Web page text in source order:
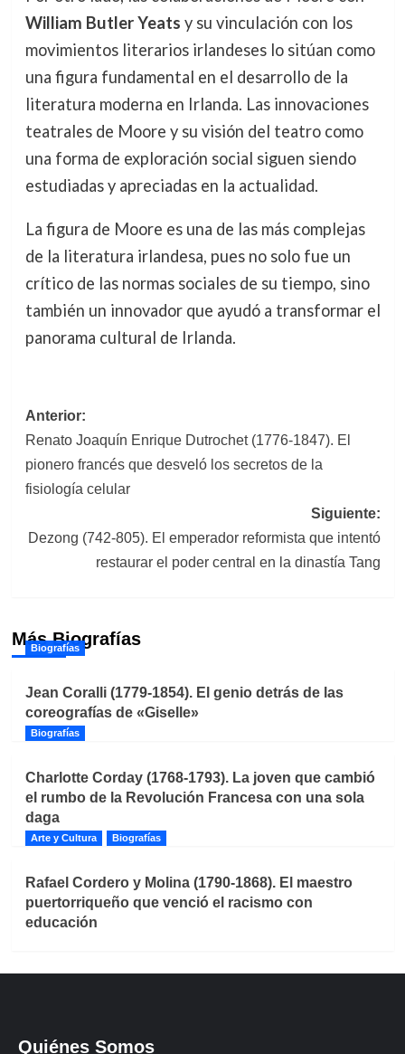
William Butler Yeats y su vinculación con los
movimientos literarios irlandeses lo sitúan como
una figura fundamental en el desarrollo de la
literatura moderna en Irlanda. Las innovaciones
teatrales de Moore y su visión del teatro como
una forma de exploración social siguen siendo
estudiadas y apreciadas en la actualidad.
La figura de Moore es una de las más complejas
de la literatura irlandesa, pues no solo fue un
crítico de las normas sociales de su tiempo, sino
también un innovador que ayudó a transformar el
panorama cultural de Irlanda.
Navegación
de
entradas
Anterior:
Renato Joaquín Enrique Dutrochet (1776-1847). El
pionero francés que desveló los secretos de la
fisiología celular
Siguiente:
Dezong (742-805). El emperador reformista que intentó
restaurar el poder central en la dinastía Tang
Más Biografías
Biografías
Jean Coralli (1779-1854). El genio detrás de las
coreografías de «Giselle»
Biografías
Charlotte Corday (1768-1793). La joven que cambió
el rumbo de la Revolución Francesa con una sola
daga
Arte y Cultura Biografías
Rafael Cordero y Molina (1790-1868). El maestro
puertorriqueño que venció el racismo con
educación
Quiénes Somos